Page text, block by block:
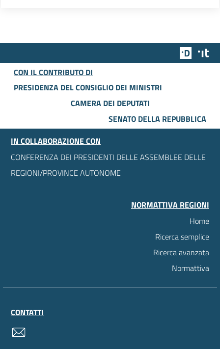
Team
CON IL CONTRIBUTO DI
PRESIDENZA DEL CONSIGLIO DEI MINISTRI
CAMERA DEI DEPUTATI
SENATO DELLA REPUBBLICA
IN COLLABORAZIONE CON
CONFERENZA DEI PRESIDENTI DELLE ASSEMBLEE DELLE
REGIONI/PROVINCE AUTONOME
NORMATTIVA REGIONI
Home
Ricerca semplice
Ricerca avanzata
Normattiva
CONTATTI